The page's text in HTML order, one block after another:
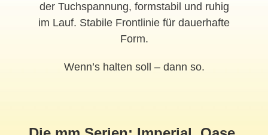
der Tuchspannung, formstabil und ruhig
im Lauf. Stabile Frontlinie für dauerhafte
Form.
Wenn’s halten soll – dann so.